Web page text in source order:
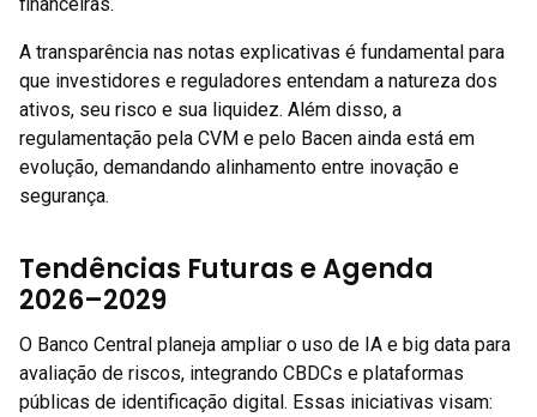
A transparência nas notas explicativas é fundamental para
que investidores e reguladores entendam a natureza dos
ativos, seu risco e sua liquidez. Além disso, a
regulamentação pela CVM e pelo Bacen ainda está em
evolução, demandando alinhamento entre inovação e
segurança.
Tendências Futuras e Agenda
2026–2029
O Banco Central planeja ampliar o uso de IA e big data para
avaliação de riscos, integrando CBDCs e plataformas
públicas de identificação digital. Essas iniciativas visam: